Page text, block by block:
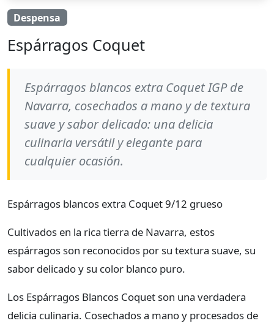
Despensa
Espárragos Coquet
Espárragos blancos extra Coquet IGP de
Navarra, cosechados a mano y de textura
suave y sabor delicado: una delicia
culinaria versátil y elegante para
cualquier ocasión.
Espárragos blancos extra Coquet 9/12 grueso
Cultivados en la rica tierra de Navarra, estos
espárragos son reconocidos por su textura suave, su
sabor delicado y su color blanco puro.
Los Espárragos Blancos Coquet son una verdadera
delicia culinaria. Cosechados a mano y procesados de